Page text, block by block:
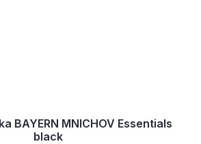
BAYERN MNICHOV Essentials
black